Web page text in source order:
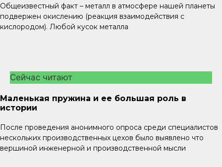
Общеизвестный факт – металл в атмосфере нашей планеты
подвержен окислению (реакция взаимодействия с
кислородом). Любой кусок металла
Сейчас читают
Маленькая пружина и ее большая роль в
истории
После проведения анонимного опроса среди специалистов
нескольких производственных цехов было выявлено что
вершиной инженерной и производственной мысли